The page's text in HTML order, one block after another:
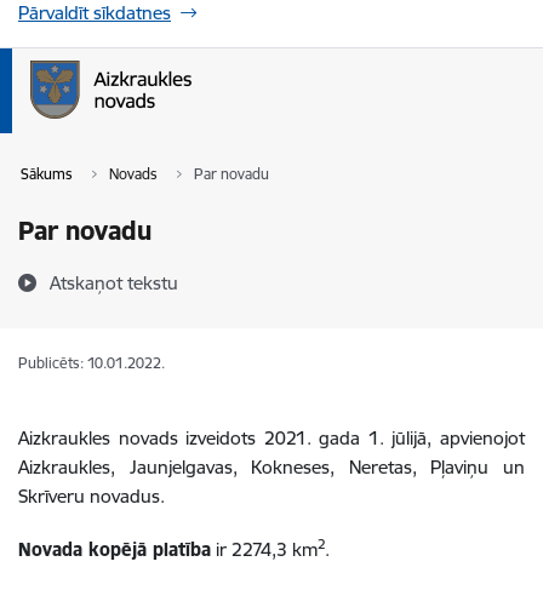
Pārvaldīt sīkdatnes
Sākums Novads Par novadu
Par novadu
Atskaņot tekstu
Publicēts: 10.01.2022.
Aizkraukles novads izveidots 2021. gada 1. jūlijā, apvienojot
Aizkraukles, Jaunjelgavas, Kokneses, Neretas, Pļaviņu un
Skrīveru novadus.
Novada kopējā platība ir 2274,3 km2.